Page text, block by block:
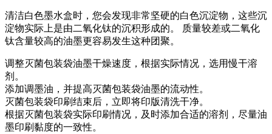
清洁白色墨水盒时，您会发现非常坚硬的白色沉淀物，这些沉
淀物实际上是由二氧化钛的沉积形成的。 质量较差或二氧化
钛含量较高的油墨更容易发生这种团聚。
调整灭菌包装袋油墨干燥速度，根据实际情况，选用慢干溶
剂。
添加调墨油，并提高灭菌包装袋油墨的流动性。
灭菌包装袋印刷结束后，立即将印版清洗干净。
根据灭菌包装袋实际印刷情况，及时添加合适的溶剂，尽量油
墨印刷黏度的一致性。